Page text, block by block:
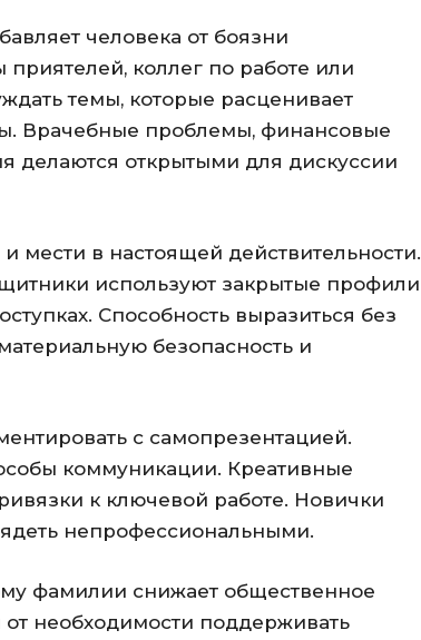
человека от боязни
коллег по работе или
темы, которые расценивает
Врачебные проблемы, финансовые
делаются открытыми для дискуссии
мести в настоящей действительности.
используют закрытые профили
Способность выразиться без
безопасность и
с самопрезентацией.
коммуникации. Креативные
к ключевой работе. Новички
непрофессиональными.
фамилии снижает общественное
необходимости поддерживать